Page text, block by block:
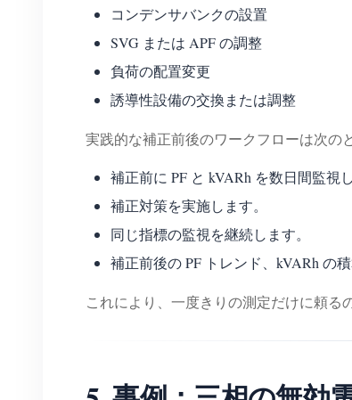
コンデンサバンクの設置
SVG または APF の調整
負荷の配置変更
誘導性設備の交換または調整
実践的な補正前後のワークフローは次の
補正前に PF と kVARh を数日間監視し
補正対策を実施します。
同じ指標の監視を継続します。
補正前後の PF トレンド、kVARh の
これにより、一度きりの測定だけに頼る